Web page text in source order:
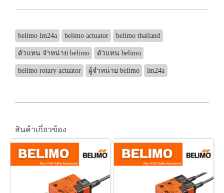
belimo lm24a belimo actuator belimo thailand
ตัวแทน จำหน่าย belimo ตัวแทน belimo
belimo rotary actuator ผู้จำหน่าย belimo lm24a
สินค้าเกี่ยวข้อง